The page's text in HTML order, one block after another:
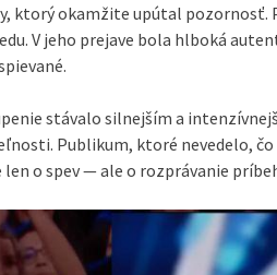
ktorý okamžite upútal pozornosť.
V jeho prejave bola hlboká
stávalo silnejším a
Publikum, ktoré nevedelo,
len o spev — ale o rozprávanie